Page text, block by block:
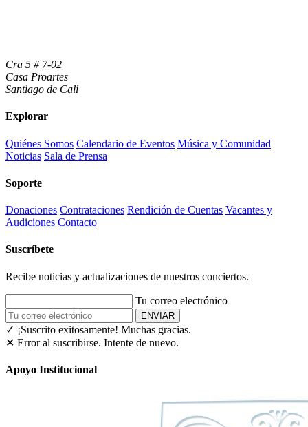
Cra 5 # 7-02
Casa Proartes
Santiago de Cali
Explorar
Quiénes Somos Calendario de Eventos Música y Comunidad
Noticias Sala de Prensa
Soporte
Donaciones Contrataciones Rendición de Cuentas Vacantes y
Audiciones Contacto
Suscríbete
Recibe noticias y actualizaciones de nuestros conciertos.
Tu correo electrónico
ENVIAR
✓ ¡Suscrito exitosamente! Muchas gracias.
✕ Error al suscribirse. Intente de nuevo.
Apoyo Institucional